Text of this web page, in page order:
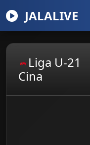
JALALIVE
Liga U-21
Cina